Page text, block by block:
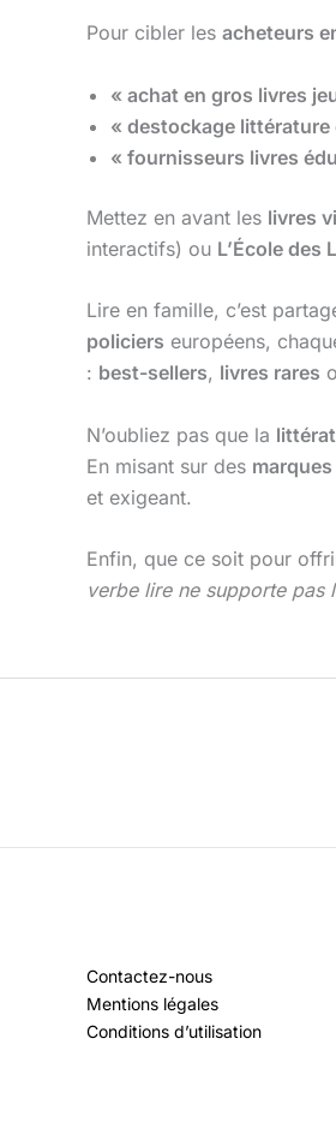
Pour cibler les acheteurs
« achat en gros livres
« destockage littérature
« fournisseurs livres
Mettez en avant les livres
interactifs) ou L’École des
Lire en famille, c’est
policiers européens,
: best-sellers, livres rares
N’oubliez pas que la
En misant sur des marques
et exigeant.
Enfin, que ce soit pour
verbe lire ne supporte pas
Contactez-nous
Mentions légales
Conditions d’utilisation